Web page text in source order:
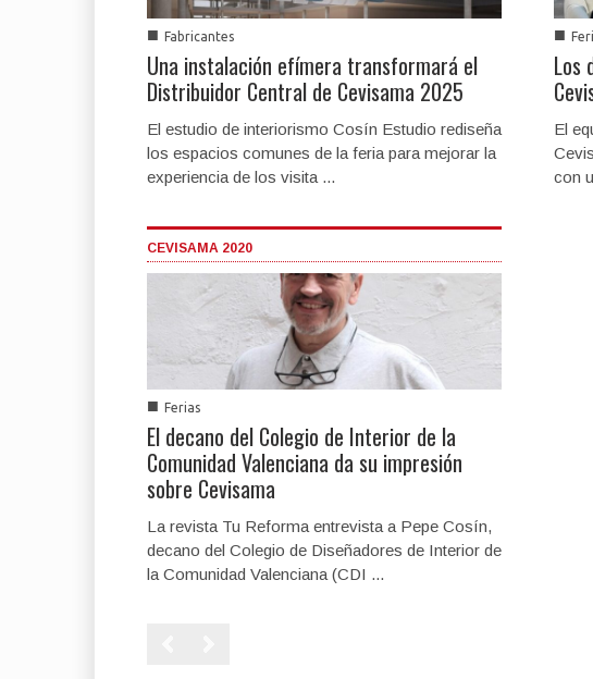
■ Fabricantes
Una instalación efímera transformará el
Distribuidor Central de Cevisama 2025
El estudio de interiorismo Cosín Estudio rediseña
los espacios comunes de la feria para mejorar la
experiencia de los visita ...
■
Los
El
con
CEVISAMA 2020
■ Ferias
El decano del Colegio de Interior de la
Comunidad Valenciana da su impresión
sobre Cevisama
La revista Tu Reforma entrevista a Pepe Cosín,
decano del Colegio de Diseñadores de Interior de
la Comunidad Valenciana (CDI ...